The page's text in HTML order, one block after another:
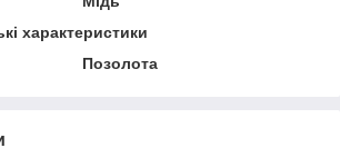
характеристики
Позолота